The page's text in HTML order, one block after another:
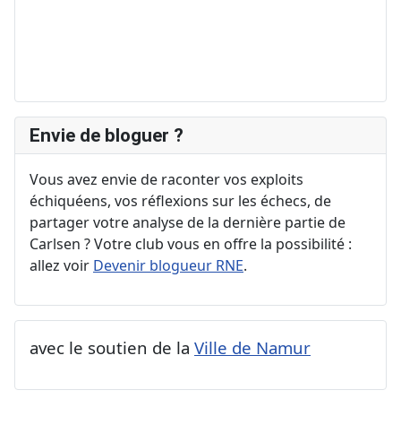
Envie de bloguer ?
Vous avez envie de raconter vos exploits
échiquéens, vos réflexions sur les échecs, de
partager votre analyse de la dernière partie de
Carlsen ? Votre club vous en offre la possibilité :
allez voir Devenir blogueur RNE.
avec le soutien de la Ville de Namur